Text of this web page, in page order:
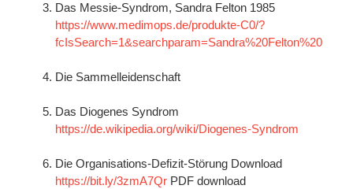
Das Messie-Syndrom, Sandra Felton 1985
https://www.medimops.de/produkte-C0/?
fcIsSearch=1&searchparam=Sandra%20Felton%20
Die Sammelleidenschaft
Das Diogenes Syndrom
https://de.wikipedia.org/wiki/Diogenes-Syndrom
Die Organisations-Defizit-Störung Download
https://bit.ly/3zmA7Qr PDF download